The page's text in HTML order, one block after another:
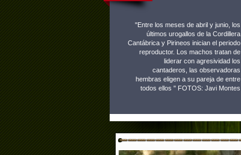
"Entre los meses de abril y junio, los
últimos urogallos de la Cordillera
Cantábrica y Pirineos inician el periodo
reproductor. Los machos tratan de
liderar con agresividad los
cantaderos, las observadoras
hembras eligen a su pareja de entre
todos ellos " FOTOS: Javi Montes